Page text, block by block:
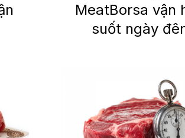
MeatBorsa vận
suốt ngày